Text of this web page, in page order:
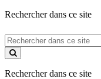
Rechercher dans ce site
Rechercher
dans
ce
Rechercher dans ce site